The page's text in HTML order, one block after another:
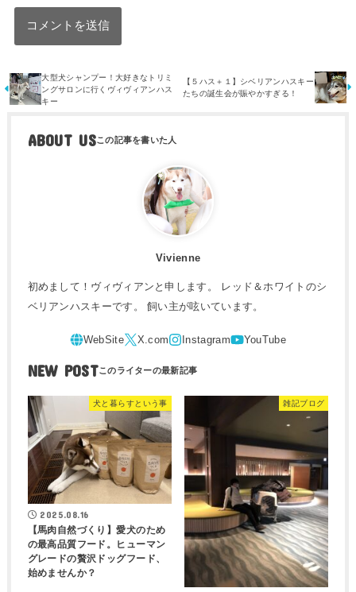
大型犬シャンプー！大好きなトリミ
ングサロンに行くヴィヴィアンハス
キー
【５ハス＋１】シベリアンハスキー
たちの誕生会が賑やかすぎる！
ABOUT US
Vivienne
初めまして！ヴィヴィアンと申します。 レッド＆ホワイトのシ
ベリアンハスキーです。 飼い主が呟いています。
NEW POST
犬と暮らすという事
2025.08.16
【馬肉自然づくり】愛犬のため
の最高品質フード。ヒューマン
グレードの贅沢ドッグフード、
始めませんか？
雑記ブログ